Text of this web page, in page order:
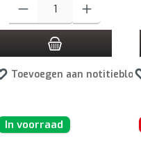
Toevoegen aan notitieblok
In voorraad